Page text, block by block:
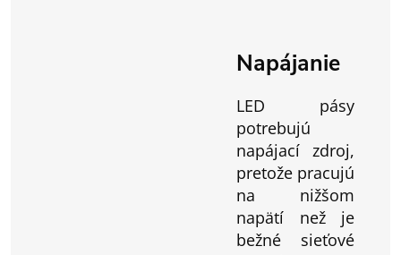
Napájanie
LED pásy
potrebujú
napájací zdroj,
pretože pracujú
na nižšom
napätí než je
bežné sieťové